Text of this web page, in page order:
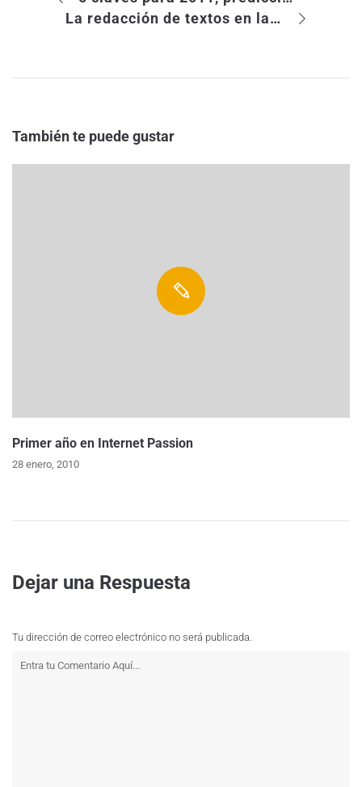
La redacción de textos en las Tiendas Online
También te puede gustar
Primer año en Internet Passion
28 enero, 2010
Dejar una Respuesta
Tu dirección de correo electrónico no será publicada.